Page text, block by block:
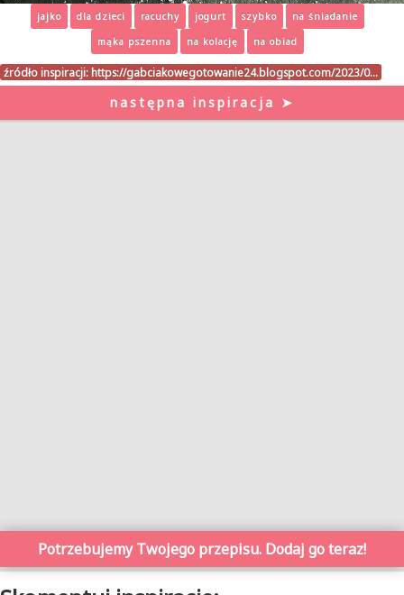
jajko dla dzieci racuchy jogurt szybko
na śniadanie
mąka pszenna
na kolację na obiad
źródło inspiracji: https://gabciakowegotowanie24.blogspot.com/2023/0…
następna inspiracja ➤
Potrzebujemy Twojego przepisu. Dodaj go teraz!